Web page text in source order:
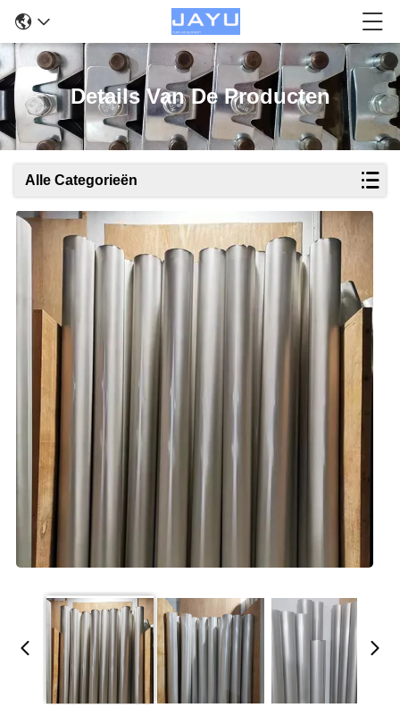
Details Van De Producten
Alle Categorieën